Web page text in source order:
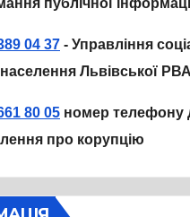
04 37 - Управління
Львівської РВА
80 05 номер телефону
про корупцію